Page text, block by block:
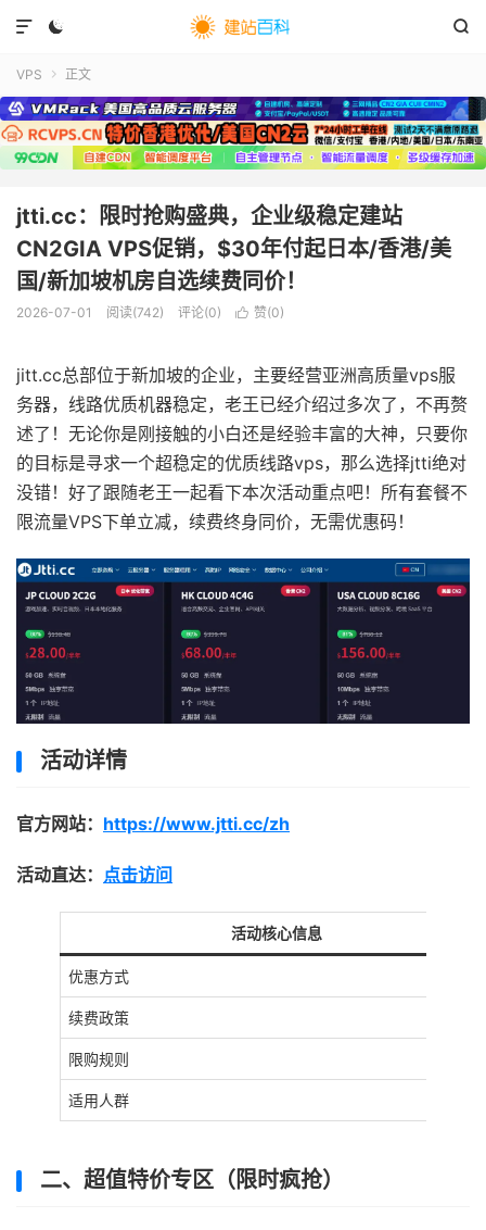
 

VPS  正文
jtti.cc：限时抢购盛典，企业级稳定建站
CN2GIA VPS促销，$30年付起日本/香港/美
国/新加坡机房自选续费同价！
2026-07-01 阅读(742) 评论(0)  赞(0)
jitt.cc总部位于新加坡的企业，主要经营亚洲高质量vps服
务器，线路优质机器稳定，老王已经介绍过多次了，不再赘
述了！无论你是刚接触的小白还是经验丰富的大神，只要你
的目标是寻求一个超稳定的优质线路vps，那么选择jtti绝对
没错！好了跟随老王一起看下本次活动重点吧！所有套餐不
限流量VPS下单立减，续费终身同价，无需优惠码！
活动详情
官方网站： https://www.jtti.cc/zh
活动直达： 点击访问
活动核心信息
优惠方式
续费政策
限购规则
适用人群
二、超值特价专区（限时疯抢）